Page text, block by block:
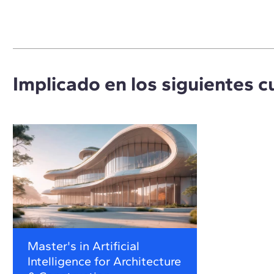
Implicado en los siguientes
Master's in Artificial
Intelligence for Architecture